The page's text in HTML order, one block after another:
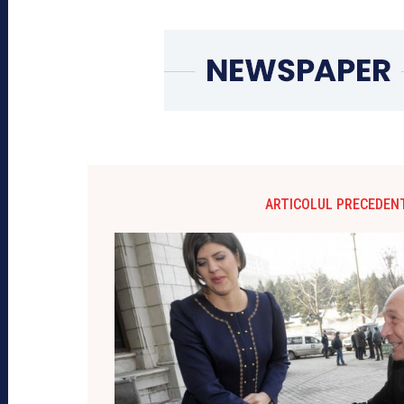
ARTICOLUL